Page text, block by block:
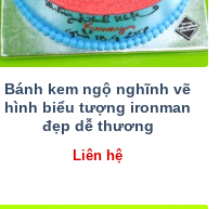
Bánh kem ngộ nghĩnh vẽ
hình biểu tượng ironman
đẹp dễ thương
Liên hệ